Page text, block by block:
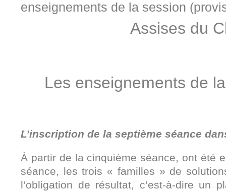
enseignements de la session
Assises du
Les enseignements de
L’inscription de la septième séance
À partir de la cinquième séance, ont été
séance, les trois « familles » de
l’obligation de résultat, c’est-à-dire un